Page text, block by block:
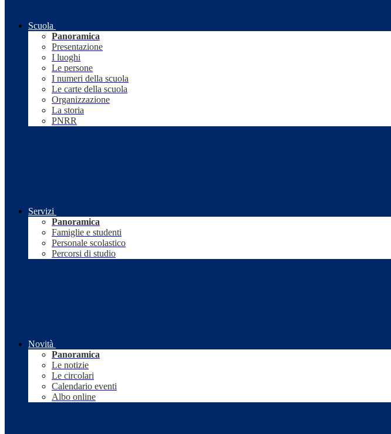
Scuola
Panoramica
Presentazione
I luoghi
Le persone
I numeri della scuola
Le carte della scuola
Organizzazione
La storia
PNRR
Servizi
Panoramica
Famiglie e studenti
Personale scolastico
Percorsi di studio
Novità
Panoramica
Le notizie
Le circolari
Calendario eventi
Albo online